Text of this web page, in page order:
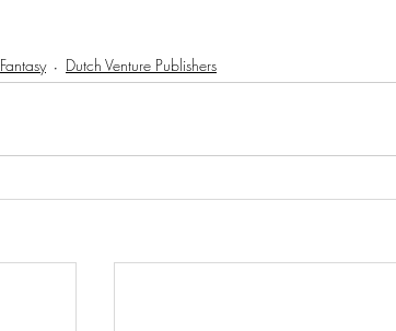
Fantasy Dutch Venture Publishers